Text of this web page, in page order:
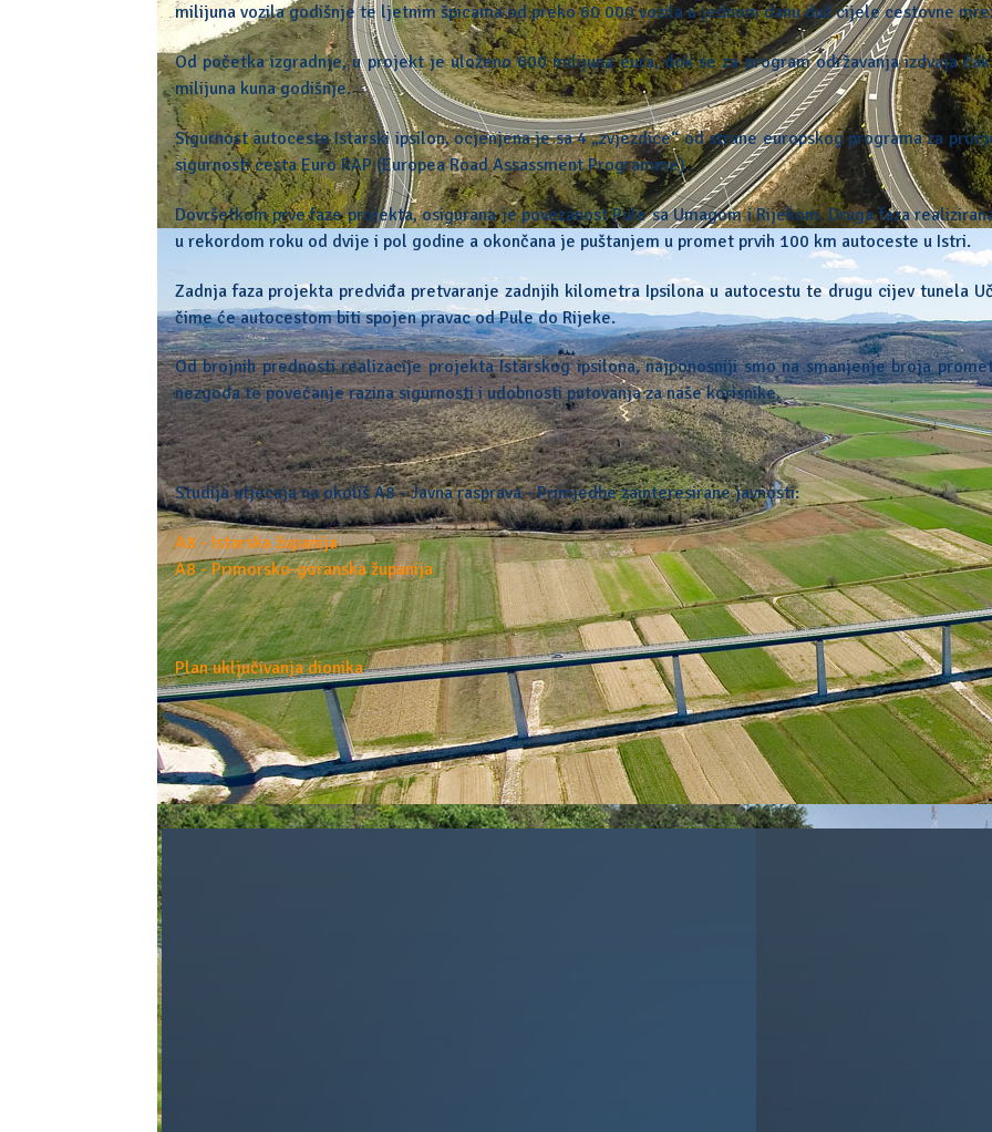
milijuna vozila godišnje te ljetnim špicama od preko 60 000 vozila u jednom danu duž cijele cestovne
Od početka izgradnje, u projekt je uloženo 600 milijuna eura, dok se za program održavanja izdvaja
milijuna kuna godišnje.
Sigurnost autoceste Istarski ipsilon, ocjenjena je sa 4 „zvjezdice“ od strane europskog programa za
sigurnosti cesta Euro RAP (Europea Road Assassment Programme).
Dovršetkom prve faze projekta, osigurana je povezanost Pule sa Umagom i Rijekom. Druga faza
u rekordom roku od dvije i pol godine a okončana je puštanjem u promet prvih 100 km autoceste u Istri.
Zadnja faza projekta predviđa pretvaranje zadnjih kilometra Ipsilona u autocestu te drugu cijev tunela
čime će autocestom biti spojen pravac od Pule do Rijeke.
Od brojnih prednosti realizacije projekta Istarskog ipsilona, najponosniji smo na smanjenje broja
nezgoda te povećanje razina sigurnosti i udobnosti putovanja za naše korisnike.
Studija utjecaja na okoliš A8 - Javna rasprava - Primjedbe zainteresirane javnosti:
A8 - Istarska županija
A8 - Primorsko-goranska županija
Plan uključivanja dionika